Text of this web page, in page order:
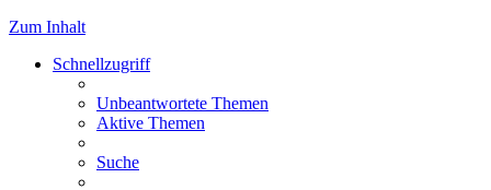
Zum Inhalt
Schnellzugriff
Unbeantwortete Themen
Aktive Themen
Suche